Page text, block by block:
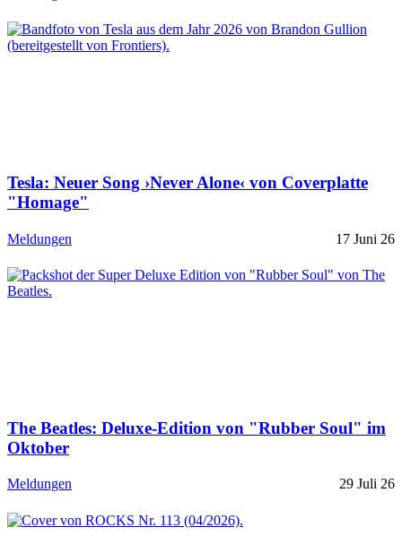
Tesla: Neuer Song ›Never Alone‹ von Coverplatte
"Homage"
Meldungen 17 Juni 26
The Beatles: Deluxe-Edition von "Rubber Soul" im
Oktober
Meldungen 29 Juli 26